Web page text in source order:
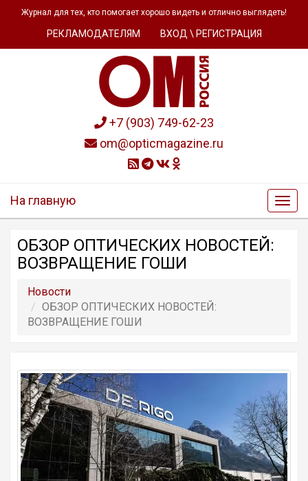
Журнал для тех, кто помогает хорошо видеть и отлично выглядеть!
РЕКЛАМОДАТЕЛЯМ ВХОД \ РЕГИСТРАЦИЯ
+7 (903) 749-62-23
om@opticmagazine.ru
На главную
ОБЗОР OПТИЧЕСКИХ НОВОСТЕЙ:
ВОЗВРАЩЕНИЕ ГОШИ
Новости
ОБЗОР OПТИЧЕСКИХ НОВОСТЕЙ:
ВОЗВРАЩЕНИЕ ГОШИ